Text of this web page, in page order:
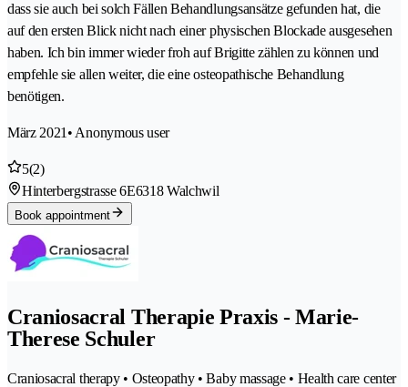
dass sie auch bei solch Fällen Behandlungsansätze gefunden hat, die
auf den ersten Blick nicht nach einer physischen Blockade ausgesehen
haben. Ich bin immer wieder froh auf Brigitte zählen zu können und
empfehle sie allen weiter, die eine osteopathische Behandlung
benötigen.
März 2021 • Anonymous user
5(2)
Hinterbergstrasse 6E6318 Walchwil
Book appointment
Craniosacral Therapie Praxis - Marie-
Therese Schuler
Craniosacral therapy • Osteopathy • Baby massage • Health care center